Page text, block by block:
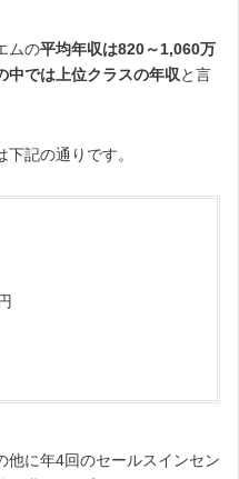
ムの平均年収は820～1,060万
中では上位クラスの年収と言
記の通りです。
他に年4回のセールスインセン